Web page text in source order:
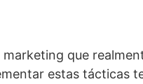
que
estas tácticas